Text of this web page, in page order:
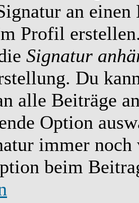
an einen
Profil
Signatur
Du
alle Beiträge
Option
immer
beim